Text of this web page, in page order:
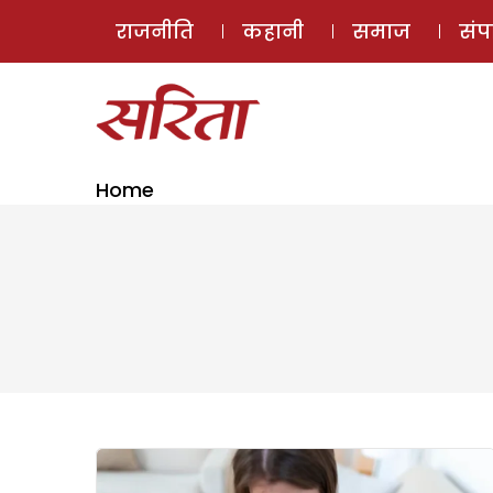
राजनीति कहानी समाज
Home